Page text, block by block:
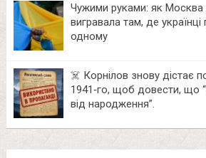
Чужими руками: як Москва
вигравала там, де
одному
☠️ Корнілов знову дістає
1941‑го, щоб довести, що
від народження”.